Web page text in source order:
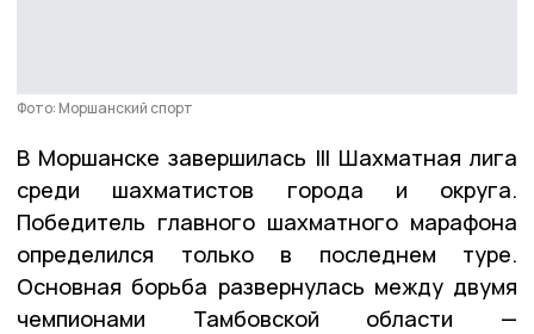
Фото: Моршанский спорт
В Моршанске завершилась III Шахматная лига
среди шахматистов города и округа.
Победитель главного шахматного марафона
определился только в последнем туре.
Основная борьба развернулась между двумя
чемпионами Тамбовской области —